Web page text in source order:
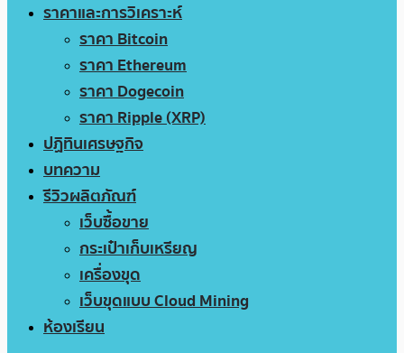
ราคาและการวิเคราะห์
ราคา Bitcoin
ราคา Ethereum
ราคา Dogecoin
ราคา Ripple (XRP)
ปฏิทินเศรษฐกิจ
บทความ
รีวิวผลิตภัณฑ์
เว็บซื้อขาย
กระเป๋าเก็บเหรียญ
เครื่องขุด
เว็บขุดแบบ Cloud Mining
ห้องเรียน